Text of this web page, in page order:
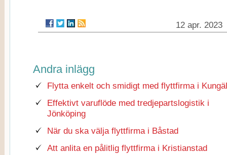
12 apr. 2023
Andra inlägg
Flytta enkelt och smidigt med flyttfirma i
Effektivt varuflöde med tredjepartslogistik i
Jönköping
När du ska välja flyttfirma i Båstad
Att anlita en pålitlig flyttfirma i Kristianstad